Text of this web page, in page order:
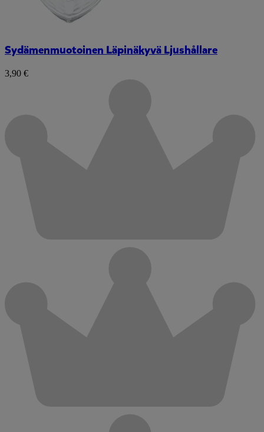
Sydämenmuotoinen Läpinäkyvä Ljushållare
3,90 €